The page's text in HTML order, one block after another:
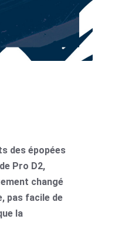
des épopées
Pro D2,
changé
pas facile de
la